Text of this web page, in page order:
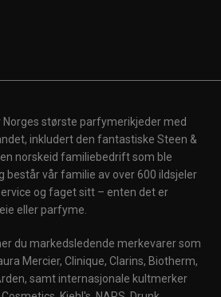
Norges største parfymerikjeder med
inkludert den fantastiske Steen &
norskeid familiebedrift som ble
består vår familie av over 600 ildsjeler
og faget sitt – enten det er
eller parfyme.
du markedsledende merkevarer som
Mercier, Clinique, Clarins, Biotherm,
samt internasjonale kultmerker